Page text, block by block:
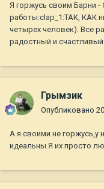
Я горжусь своим Барни
работы:clap_1:ТАК, КАК
четырех человек). Все
радостный и
Грымзик
Опубликовано
А я своими не горжусь,у
идеальны.Я их просто